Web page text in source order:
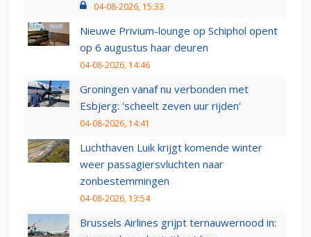
04-08-2026, 15:33
Nieuwe Privium-lounge op Schiphol opent
op 6 augustus haar deuren
04-08-2026, 14:46
Groningen vanaf nu verbonden met
Esbjerg: 'scheelt zeven uur rijden'
04-08-2026, 14:41
Luchthaven Luik krijgt komende winter
weer passagiersvluchten naar
zonbestemmingen
04-08-2026, 13:54
Brussels Airlines grijpt ternauwernood in: